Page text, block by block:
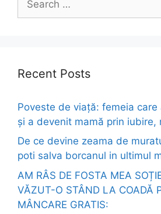
for:
Recent Posts
Poveste de viață: femeia care
și a devenit mamă prin iubire,
De ce devine zeama de
poti salva borcanul in ultimul
AM RÂS DE FOSTA MEA
VĂZUT-O STÂND LA COADĂ
MÂNCARE GRATIS: